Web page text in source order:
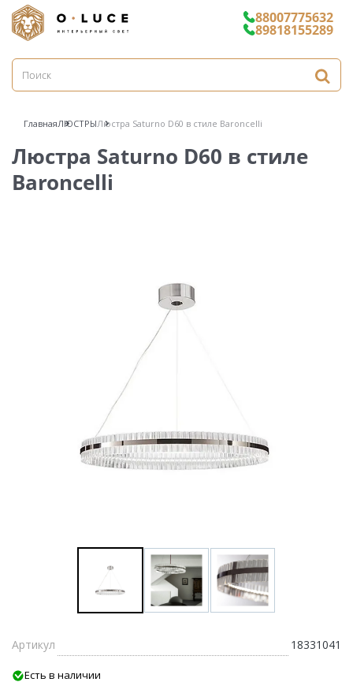
88007775632
89818155289
ГлавнаяЛЮСТРЫЛюстра Saturno D60 в стиле Baroncelli
Люстра Saturno D60 в стиле
Baroncelli
Артикул 18331041
Есть в наличии